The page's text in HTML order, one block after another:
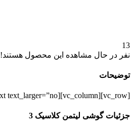
13
نفر در حال مشاهده این محصول هستند!
توضیحات
[vc_row][vc_column][vc_column_text text_larger=”no”]
جزئیات گوشی لیتمن کلاسیک 3